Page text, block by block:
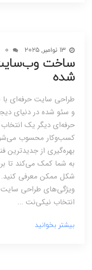
13 نوامبر, 2025 0
ساخت وب‌سایت
شده
طراحی سایت حرفه‌ای
و سئو شده در دنیای
حرفه‌ای دیگر یک
کسب‌وکار محسوب
بهره‌گیری از
به شما کمک می‌کند تا
شکل ممکن معرفی کنید.
ویژگی‌های طراحی سایت
انتخاب نیکی‌نت ...
بیشتر بخوانید